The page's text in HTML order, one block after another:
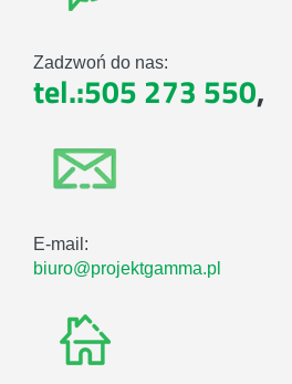
Zadzwoń do nas:
tel.:505 273 550,
E-mail:
biuro@projektgamma.pl